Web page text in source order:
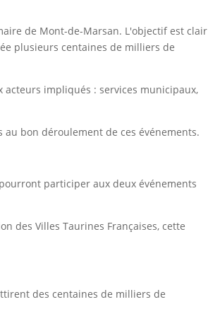
de Mont-de-Marsan. L'objectif est clair
plusieurs centaines de milliers de
impliqués : services municipaux,
bon déroulement de ces événements.
participer aux deux événements
des Villes Taurines Françaises, cette
des centaines de milliers de